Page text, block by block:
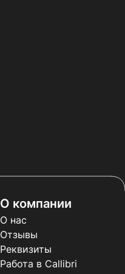
О компании
О нас
Отзывы
Реквизиты
Работа в Callibri